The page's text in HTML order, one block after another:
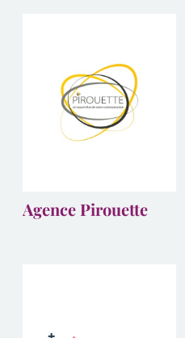
Agence Pirouette